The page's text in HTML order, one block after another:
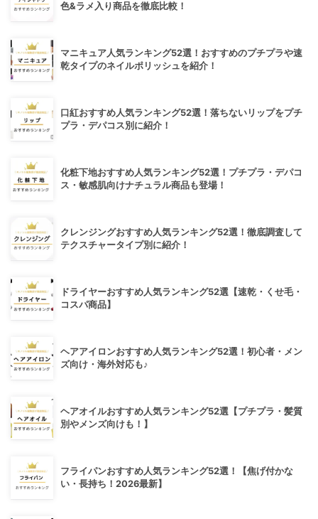
色&ラメ入り商品を徹底比較！
マニキュア人気ランキング52選！おすすめのプチプラや速
乾タイプのネイルポリッシュを紹介！
口紅おすすめ人気ランキング52選！落ちないリップをプチ
プラ・デパコス別に紹介！
化粧下地おすすめ人気ランキング52選！プチプラ・デパコ
ス・敏感肌向けナチュラル商品も登場！
クレンジングおすすめ人気ランキング52選！徹底調査して
テクスチャータイプ別に紹介！
ドライヤーおすすめ人気ランキング52選【速乾・くせ毛・
コスパ商品】
ヘアアイロンおすすめ人気ランキング52選！初心者・メン
ズ向け・海外対応も♪
ヘアオイルおすすめ人気ランキング52選【プチプラ・髪質
別やメンズ向けも！】
フライパンおすすめ人気ランキング52選！【焦げ付かな
い・長持ち！2026最新】